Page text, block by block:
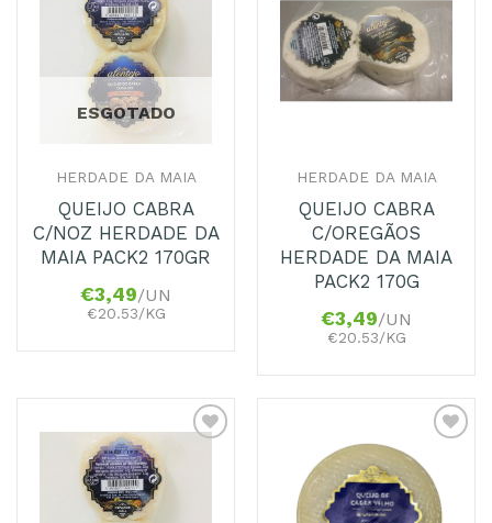
Adicionar
ESGOTADO
HERDADE DA MAIA
QUEIJO CABRA
C/NOZ HERDADE DA
MAIA PACK2 170GR
€3,49/UN
€20.53/KG
Adicionar
aos
Favoritos
HERDADE DA MAIA
QUEIJO CABRA
C/OREGÃOS
HERDADE DA MAIA
PACK2 170G
€3,49/UN
€20.53/KG
Adicionar
aos
Favoritos